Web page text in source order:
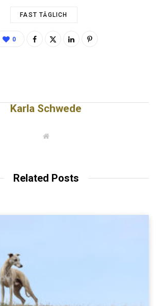
FAST TÄGLICH
0
Karla Schwede
W
Related Posts